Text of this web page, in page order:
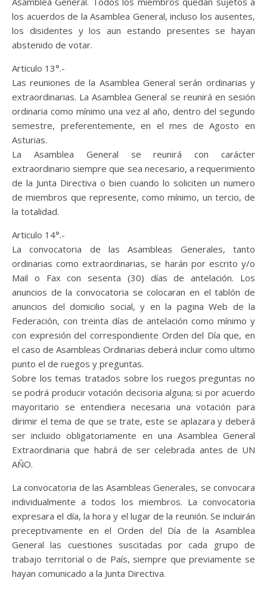
los acuerdos de la Asamblea General, incluso los ausentes,
los disidentes y los aun estando presentes se hayan
abstenido de votar.
Articulo 13°.-
Las reuniones de la Asamblea General serán ordinarias y
extraordinarias. La Asamblea General se reunirá en sesión
ordinaria como mínimo una vez al año, dentro del segundo
semestre, preferentemente, en el mes de Agosto en
Asturias.
La Asamblea General se reunirá con carácter
extraordinario siempre que sea necesario, a requerimiento
de la Junta Directiva o bien cuando lo soliciten un numero
de miembros que represente, como mínimo, un tercio, de
la totalidad.
Articulo 14°.-
La convocatoria de las Asambleas Generales, tanto
ordinarias como extraordinarias, se harán por escrito y/o
Mail o Fax con sesenta (30) días de antelación. Los
anuncios de la convocatoria se colocaran en el tablón de
anuncios del domicilio social, y en la pagina Web de la
Federación, con treinta días de antelación como mínimo y
con expresión del correspondiente Orden del Día que, en
el caso de Asambleas Ordinarias deberá incluir como ultimo
punto el de ruegos y preguntas.
Sobre los temas tratados sobre los ruegos preguntas no
se podrá producir votación decisoria alguna; si por acuerdo
mayoritario se entendiera necesaria una votación para
dirimir el tema de que se trate, este se aplazara y deberá
ser incluido obligatoriamente en una Asamblea General
Extraordinaria que habrá de ser celebrada antes de UN
AÑO.
La convocatoria de las Asambleas Generales, se convocara
individualmente a todos los miembros. La convocatoria
expresara el día, la hora y el lugar de la reunión. Se incluirán
preceptivamente en el Orden del Día de la Asamblea
General las cuestiones suscitadas por cada grupo de
trabajo territorial o de País, siempre que previamente se
hayan comunicado a la Junta Directiva.